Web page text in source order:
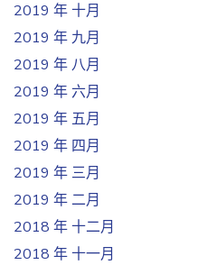
2019 年 十月
2019 年 九月
2019 年 八月
2019 年 六月
2019 年 五月
2019 年 四月
2019 年 三月
2019 年 二月
2018 年 十二月
2018 年 十一月